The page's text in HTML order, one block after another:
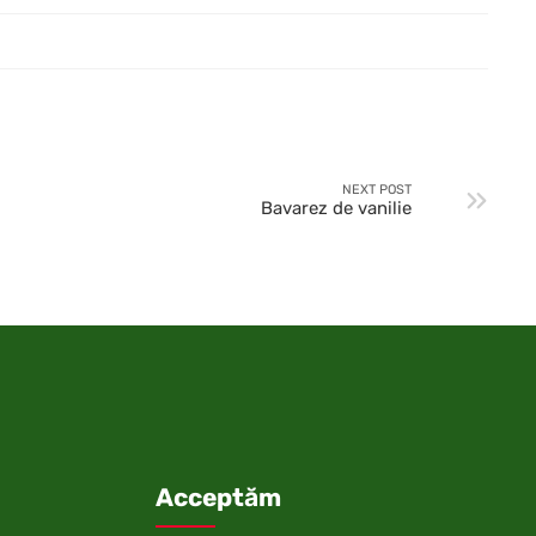
NEXT POST
Bavarez de vanilie
Acceptăm